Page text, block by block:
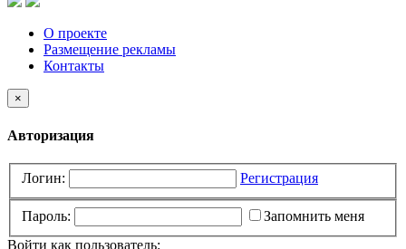
О проекте
Размещение рекламы
Контакты
×
Авторизация
Логин: Регистрация
Пароль:
Запомнить меня
Войти как пользователь: